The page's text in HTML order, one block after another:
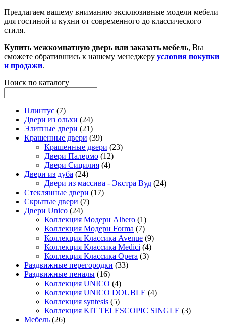
Предлагаем вашему вниманию эксклюзивные модели мебели
для гостиной и кухни от современного до классического
стиля.
Купить межкомнатную дверь или заказать мебель, Вы
сможете обратившись к нашему менеджеру условия покупки
и продажи.
Поиск по каталогу
Плинтус (7)
Двери из ольхи (24)
Элитные двери (21)
Крашенные двери (39)
Крашенные двери (23)
Двери Палермо (12)
Двери Сицилия (4)
Двери из дуба (24)
Двери из массива - Экстра Вуд (24)
Стеклянные двери (17)
Скрытые двери (7)
Двери Unico (24)
Коллекция Модерн Albero (1)
Коллекция Модерн Forma (7)
Коллекция Классика Avenue (9)
Коллекция Классика Medici (4)
Коллекция Классика Opera (3)
Раздвижные перегородки (33)
Раздвижные пеналы (16)
Коллекция UNICO (4)
Коллекция UNICO DOUBLE (4)
Коллекция syntesis (5)
Коллекция KIT TELESCOPIC SINGLE (3)
Мебель (26)